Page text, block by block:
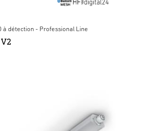
à détection - Professional Line